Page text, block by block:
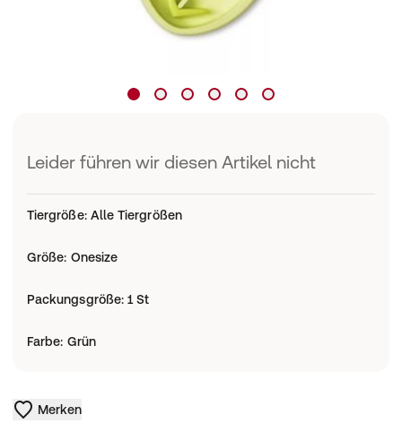
Leider führen wir diesen Artikel nicht
Tiergröße: Alle Tiergrößen
Größe: Onesize
Packungsgröße:1 St
Farbe: Grün
Merken